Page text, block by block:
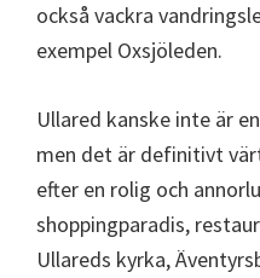
också vackra
exempel Oxsjöleden.
Ullared kanske inte är
men det är definitivt
efter en rolig och
shoppingparadis,
Ullareds kyrka,